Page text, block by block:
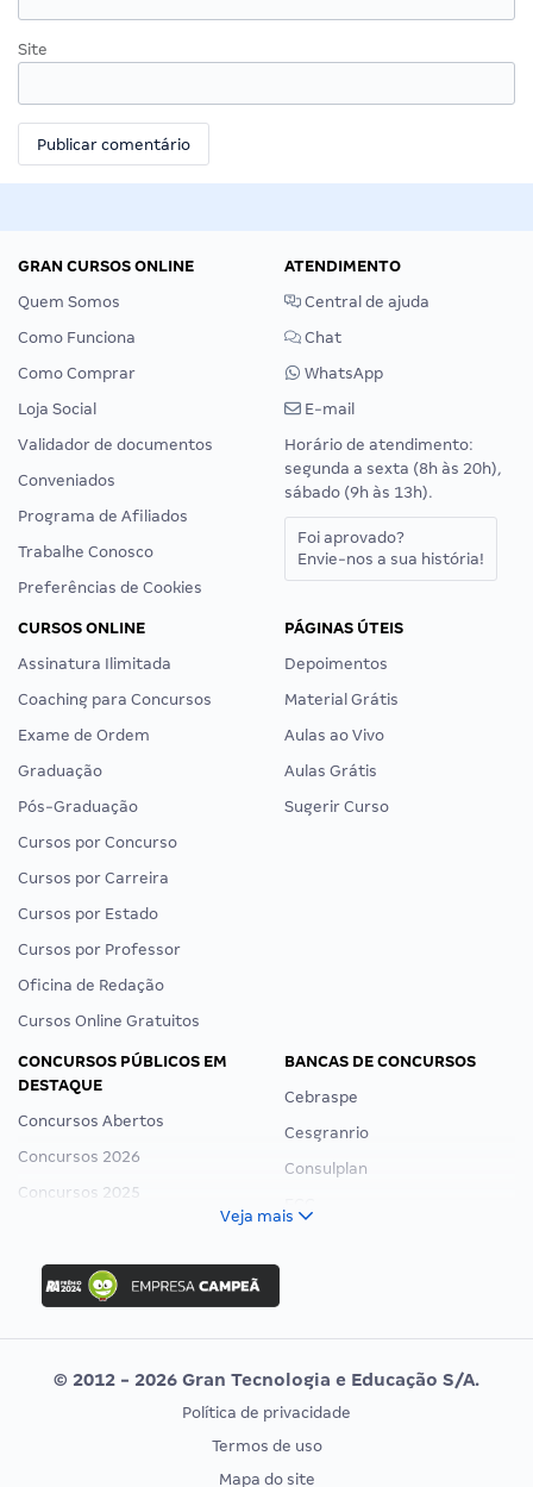
Site
GRAN CURSOS ONLINE
Quem Somos
Como Funciona
Como Comprar
Loja Social
Validador de documentos
Conveniados
Programa de Afiliados
Trabalhe Conosco
Preferências de Cookies
ATENDIMENTO
Central de ajuda
Chat
WhatsApp
E-mail
Horário de atendimento:
segunda a sexta (8h às 20h),
sábado (9h às 13h).
Foi aprovado?
Envie-nos a sua história!
CURSOS ONLINE
Assinatura Ilimitada
Coaching para Concursos
Exame de Ordem
Graduação
Pós-Graduação
Cursos por Concurso
Cursos por Carreira
Cursos por Estado
Cursos por Professor
Oficina de Redação
Cursos Online Gratuitos
PÁGINAS ÚTEIS
Depoimentos
Material Grátis
Aulas ao Vivo
Aulas Grátis
Sugerir Curso
CONCURSOS PÚBLICOS EM
DESTAQUE
Concursos Abertos
Concursos 2026
Concursos 2025
Concurso Ibama
Concurso MPU
Editais publicados
BANCAS DE CONCURSOS
Cebraspe
Cesgranrio
Consulplan
Vunesp
CONCURSOS POR PROFISSÃO
EXAME DE ORDEM
Veja mais
© 2012 - 2026 Gran Tecnologia e Educação S/A.
Política de privacidade
Termos de uso
Mapa do site